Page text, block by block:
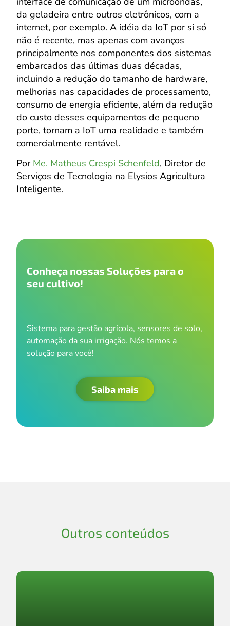
da geladeira entre outros eletrônicos, com a
internet, por exemplo. A idéia da IoT por si só
não é recente, mas apenas com avanços
principalmente nos componentes dos sistemas
embarcados das últimas duas décadas,
incluindo a redução do tamanho de hardware,
melhorias nas capacidades de processamento,
consumo de energia eficiente, além da redução
do custo desses equipamentos de pequeno
porte, tornam a IoT uma realidade e também
comercialmente rentável.
Por Me. Matheus Crespi Schenfeld, Diretor de
Serviços de Tecnologia na Elysios Agricultura
Inteligente.
Conheça nossas Soluções para o
seu cultivo!
Sistema para gestão agrícola, sensores de solo,
automação da sua irrigação. Nós temos a
solução para você!
Saiba mais
Outros conteúdos